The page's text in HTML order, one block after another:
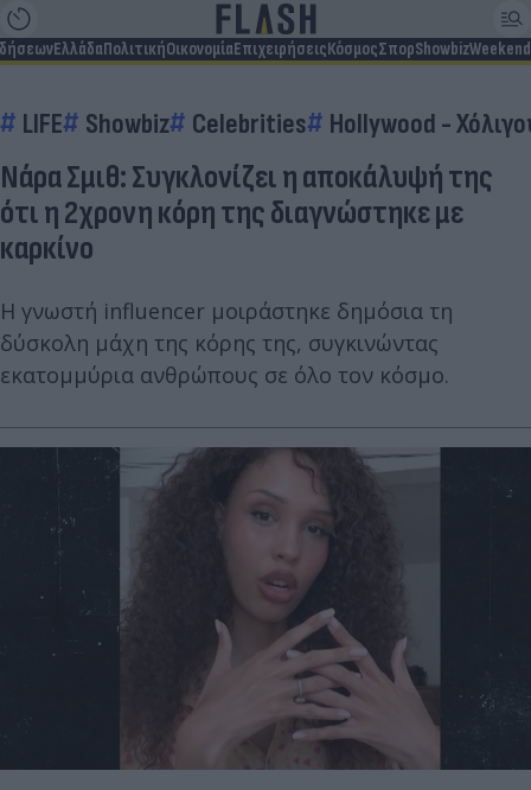
ΕλλάδαΠολιτικήΟικονομίαΕπιχειρήσειςΚόσμοςΣπορShowbizWeekend
LIFE Showbiz Celebrities Hollywood -
Νάρα Σμιθ: Συγκλονίζει η αποκάλυψή της
ότι η 2χρονη κόρη της διαγνώστηκε με
καρκίνο
Η γνωστή influencer μοιράστηκε δημόσια τη
δύσκολη μάχη της κόρης της, συγκινώντας
εκατομμύρια ανθρώπους σε όλο τον κόσμο.